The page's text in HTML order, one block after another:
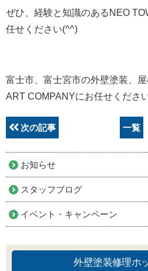
ぜひ、経験と知識のあるNEO
任せください(^^)
富士市、富士宮市の外壁塗装、
ART COMPANYにお任せくださ
次の記事 一覧
お知らせ
スタッフブログ
イベント・キャンペーン
外壁塗装修理ホ